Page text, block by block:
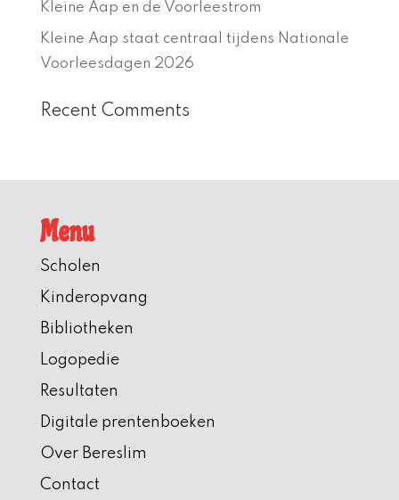
Kleine Aap en de Voorleestrom
Kleine Aap staat centraal tijdens Nationale
Voorleesdagen 2026
Recent Comments
Menu
Scholen
Kinderopvang
Bibliotheken
Logopedie
Resultaten
Digitale prentenboeken
Over Bereslim
Contact